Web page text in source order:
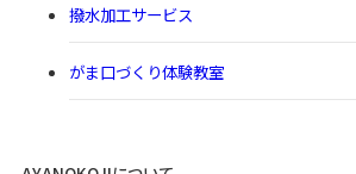
撥水加工サービス
がま口づくり体験教室